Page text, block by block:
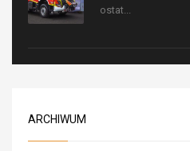
ostat...
ARCHIWUM